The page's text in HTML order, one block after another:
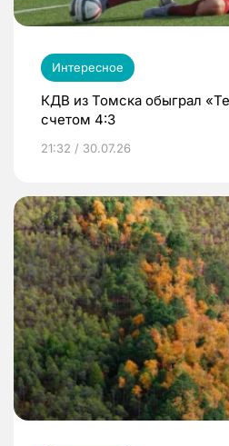
Интересное
КДВ из Томска обыграл
счетом 4:3
21:32 / 30.07.26